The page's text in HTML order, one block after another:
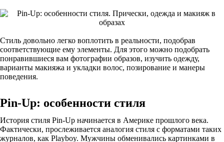
Стиль довольно легко воплотить в реальности, подобрав
соответствующие ему элементы. Для этого можно подобрать
понравившиеся вам фотографии образов, изучить одежду,
варианты макияжа и укладки волос, позирование и манеры
поведения.
Pin-Up: особенности стиля
История стиля Pin-Up начинается в Америке прошлого века.
Фактически, прослеживается аналогия стиля с форматами таких
журналов, как Playboy. Мужчины обменивались картинками в